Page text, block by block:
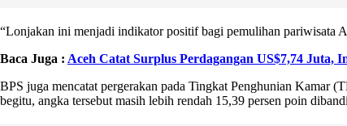
“Lonjakan ini menjadi indikator positif bagi pemulihan pariwisata
Baca Juga : Aceh Catat Surplus Perdagangan US$7,74 Juta,
BPS juga mencatat pergerakan pada Tingkat Penghunian Kamar
begitu, angka tersebut masih lebih rendah 15,39 persen poin